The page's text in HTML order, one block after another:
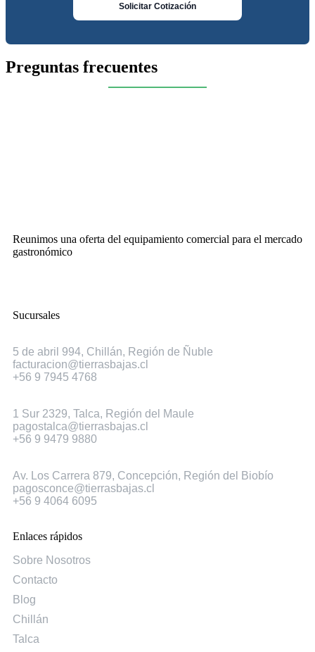
Solicitar Cotización
Preguntas frecuentes
Reunimos una oferta del equipamiento comercial para el mercado
gastronómico
Sucursales
5 de abril 994, Chillán, Región de Ñuble
facturacion@tierrasbajas.cl
+56 9 7945 4768
1 Sur 2329, Talca, Región del Maule
pagostalca@tierrasbajas.cl
+56 9 9479 9880
Av. Los Carrera 879, Concepción, Región del Biobío
pagosconce@tierrasbajas.cl
+56 9 4064 6095
Enlaces rápidos
Sobre Nosotros
Contacto
Blog
Chillán
Talca